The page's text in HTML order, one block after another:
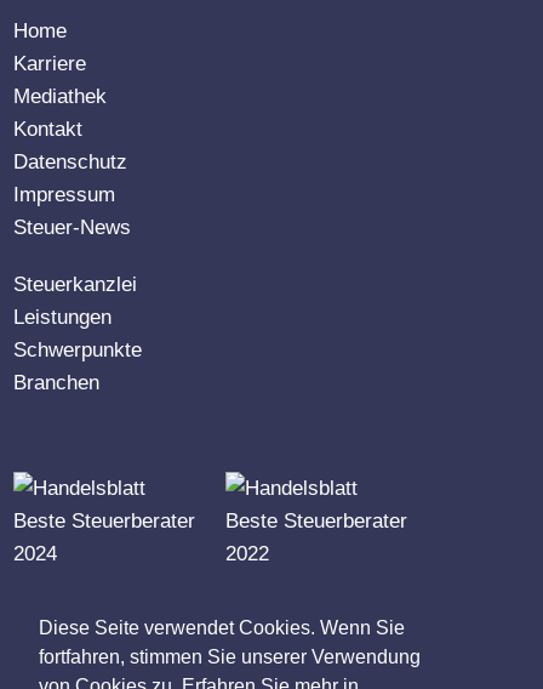
Diese Seite verwendet Cookies. Wenn Sie
fortfahren, stimmen Sie unserer Verwendung
Home
Karriere
Mediathek
Kontakt
Datenschutz
Impressum
Steuer-News
Steuerkanzlei
Leistungen
Schwerpunkte
Branchen
RUFEN SIE UNS AN
0 62 52 / 99 09-0